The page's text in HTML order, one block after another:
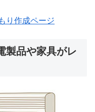
り作成ページ
製品や家具がレ